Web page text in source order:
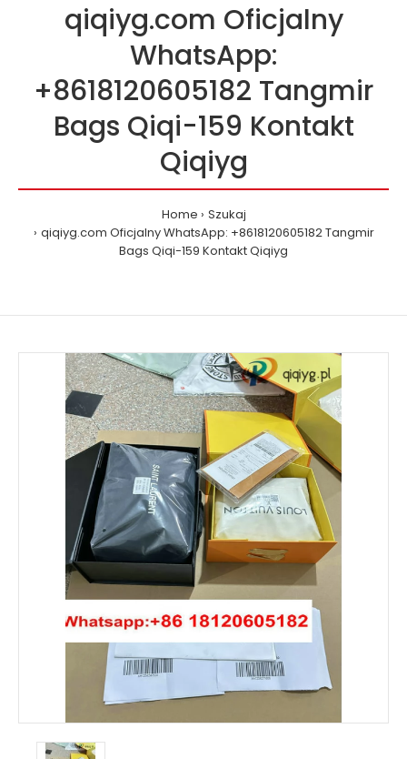
qiqiyg.com Oficjalny
WhatsApp:
+8618120605182 Tangmir
Bags Qiqi-159 Kontakt
Qiqiyg
Home
Szukaj
qiqiyg.com Oficjalny WhatsApp: +8618120605182 Tangmir
Bags Qiqi-159 Kontakt Qiqiyg